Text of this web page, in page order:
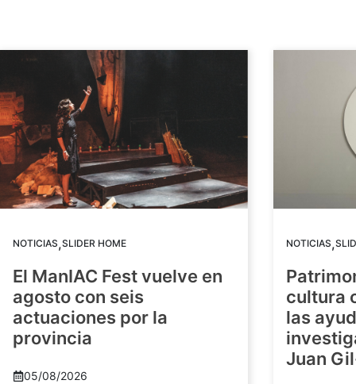
NOTICIAS,SLIDER HOME
El ManIAC Fest vuelve en
agosto con seis
actuaciones por la
provincia
05/08/2026
NOTICIAS,
cultura
las
Juan